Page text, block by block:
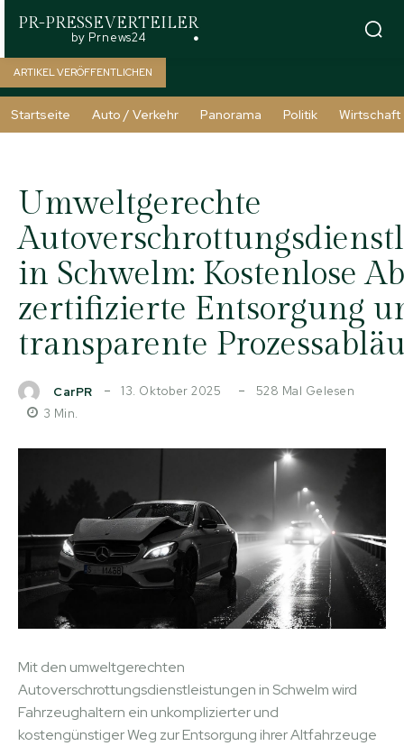
PR-PRESSEVERTEILER
by Prnews24
ARTIKEL VERÖFFENTLICHEN
Startseite Auto / Verkehr Panorama Politik Wirtschaft
Umweltgerechte
in Schwelm: Kostenlose
zertifizierte Entsorgung
transparente
CarPR 13. Oktober 2025 528 Mal Gelesen
3 Min.
Mit den umweltgerechten
Autoverschrottungsdienstleistungen in Schwelm wird
Fahrzeughaltern ein unkomplizierter und
kostengünstiger Weg zur Entsorgung ihrer Altfahrzeuge